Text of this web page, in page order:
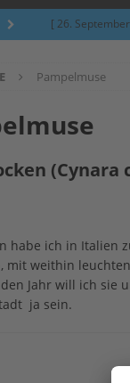
[ 26.
[ 5. Juni 2023 ]
[ 24. März
Jucken auf
Pampelmuse
(Cynara
habe ich in Italien
mit weithin
Jahr will ich sie
ja sein.